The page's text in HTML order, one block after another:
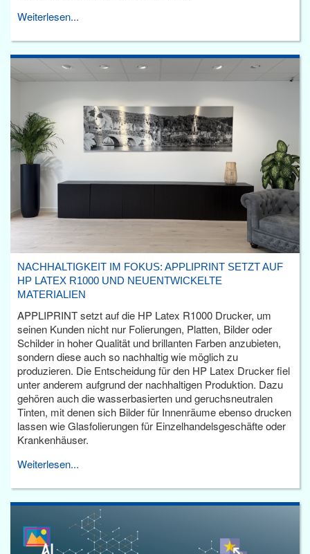
Weiterlesen...
NACHHALTIGKEIT IM FOKUS: APPLIPRINT SETZT AUF
HP LATEX R1000 UND NEUENTWICKELTE
MATERIALIEN
APPLIPRINT setzt auf die HP Latex R1000 Drucker, um
seinen Kunden nicht nur Folierungen, Platten, Bilder oder
Schilder in hoher Qualität und brillanten Farben anzubieten,
sondern diese auch so nachhaltig wie möglich zu
produzieren. Die Entscheidung für den HP Latex Drucker fiel
unter anderem aufgrund der nachhaltigen Produktion. Dazu
gehören auch die wasserbasierten und geruchsneutralen
Tinten, mit denen sich Bilder für Innenräume ebenso drucken
lassen wie Glasfolierungen für Einzelhandelsgeschäfte oder
Krankenhäuser.
Weiterlesen...